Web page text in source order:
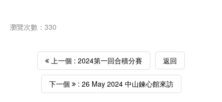
瀏覽次數：330
上一個 : 2024第一回合積分賽 返回
下一個 : 26 May 2024 中山鍊心館來訪